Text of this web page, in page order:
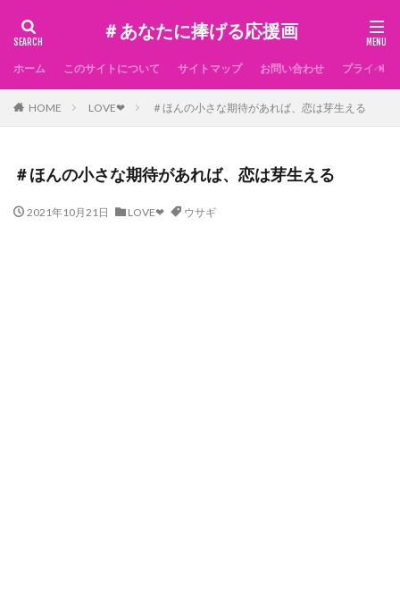
＃あなたに捧げる応援画
ホーム このサイトについて サイトマップ お問い合わせ プライベー
HOME LOVE❤ ＃ほんの小さな期待があれば、恋は芽生える
＃ほんの小さな期待があれば、恋は芽生える
2021年10月21日 LOVE❤ ウサギ